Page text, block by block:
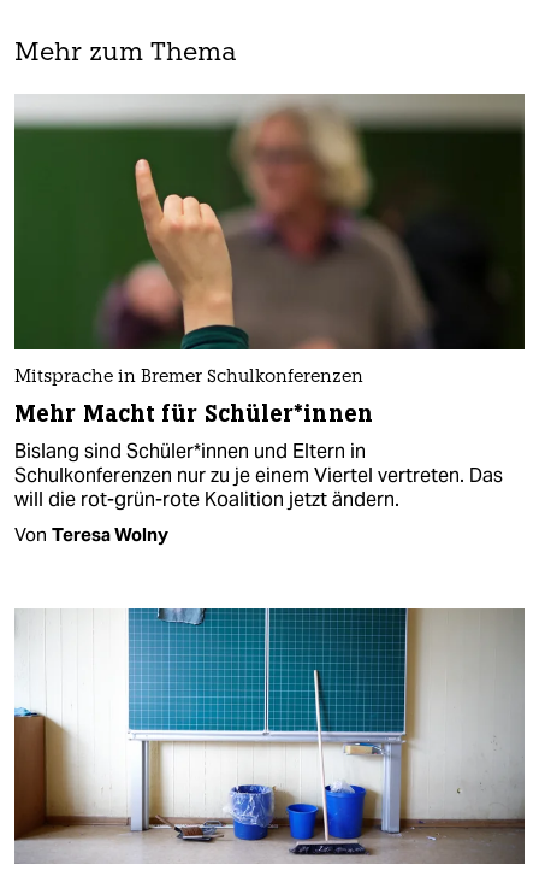
Mehr zum Thema
Mitsprache in Bremer Schulkonferenzen
Mehr Macht für Schü­le­r*in­nen
Bislang sind Schü­le­r*in­nen und Eltern in
Schulkonferenzen nur zu je einem Viertel vertreten. Das
will die rot-grün-rote Koalition jetzt ändern.
Von Teresa Wolny